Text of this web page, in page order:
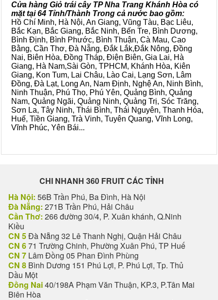
Cửa hàng Giỏ trái cây TP Nha Trang Khánh Hòa có
mặt tại 64 Tỉnh/Thành Trong cả nước bao gồm:
Hồ Chí Minh, Hà Nội, An Giang, Vũng Tàu, Bạc Liêu,
Bắc Kạn, Bắc Giang, Bắc Ninh, Bến Tre, Bình Dương,
Bình Định, Bình Phước, Bình Thuận, Cà Mau, Cao
Bằng, Cần Thơ, Đà Nẵng, Đắk Lắk,Đắk Nông, Đồng
Nai, Biên Hòa, Đồng Tháp, Điện Biên, Gia Lai, Hà
Giang, Hà Nam,Sài Gòn, TPHCM, Khánh Hòa, Kiên
Giang, Kon Tum, Lai Châu, Lào Cai, Lạng Sơn, Lâm
Đồng, Đà Lạt, Long An, Nam Định, Nghệ An, Ninh Bình,
Ninh Thuận, Phú Thọ, Phú Yên, Quảng Bình, Quảng
Nam, Quảng Ngãi, Quảng Ninh, Quảng Trị, Sóc Trăng,
Sơn La, Tây Ninh, Thái Bình, Thái Nguyên, Thanh Hóa,
Huế, Tiền Giang, Trà Vinh, Tuyên Quang, Vĩnh Long,
Vĩnh Phúc, Yên Bái...
CHI NHANH 360 FRUIT CÁC TỈNH
Hà Nội: 56B Trần Phú, Ba Đình, Hà Nội
Đà Nẵng: 271B Trần Phú, Hải Châu
Cần Thơ: 266 đường 30/4, P. Xuân khánh, Q.Ninh
Kiều
CN 5Đà Nẵng 32 Lê Thanh Nghị, Quận Hải Châu
CN 671 Trường Chinh, Phường Xuân Phú, TP Huế
CN 7 Lâm Đồng 05 Phan Đình Phùng
CN 8 Bình Dương 151 Phú Lợi, P. Phú Lợi, Tp. Thủ
Dầu Một
Đồng Nai40/198A Phạm Văn Thuận, KP.3, P.Tân Mai
Biên Hòa